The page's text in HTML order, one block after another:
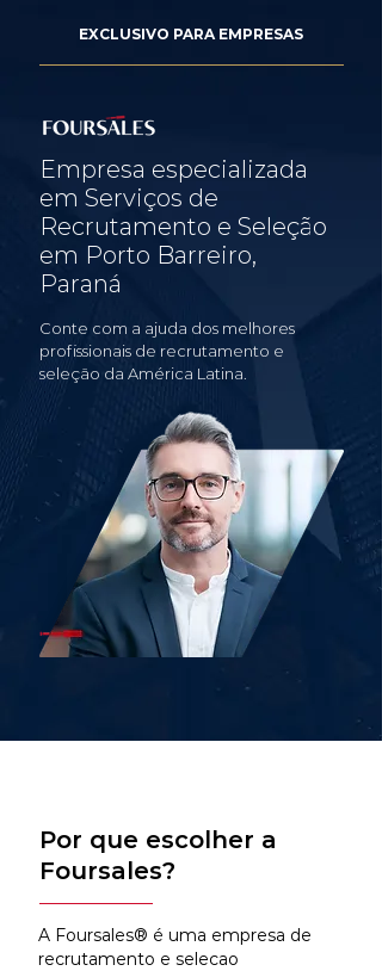
EXCLUSIVO PARA EMPRESAS
Empresa especializada
em Serviços de
Recrutamento e Seleção
em Porto Barreiro,
Paraná
Conte com a ajuda dos melhores
profissionais de recrutamento e
seleção da América Latina.
Por que escolher a
Foursales?
A Foursales® é uma empresa de
recrutamento e selecao